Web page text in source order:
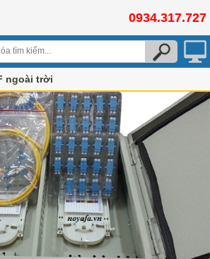
0934.317.727
ngoài trời